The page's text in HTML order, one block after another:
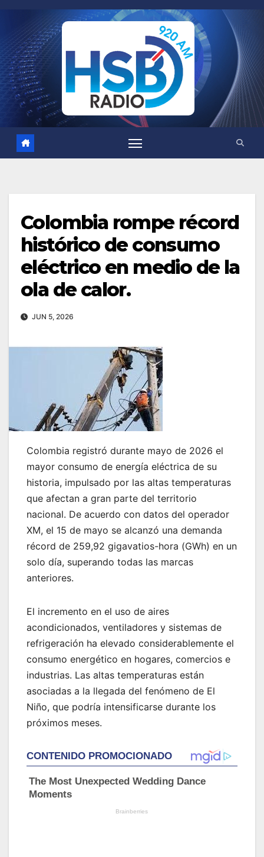
Colombia rompe récord
histórico de consumo
eléctrico en medio de la
ola de calor.
JUN 5, 2026
Colombia registró durante mayo de 2026 el
mayor consumo de energía eléctrica de su
historia, impulsado por las altas temperaturas
que afectan a gran parte del territorio
nacional. De acuerdo con datos del operador
XM, el 15 de mayo se alcanzó una demanda
récord de 259,92 gigavatios-hora (GWh) en un
solo día, superando todas las marcas
anteriores.
El incremento en el uso de aires
acondicionados, ventiladores y sistemas de
refrigeración ha elevado considerablemente el
consumo energético en hogares, comercios e
industrias. Las altas temperaturas están
asociadas a la llegada del fenómeno de El
Niño, que podría intensificarse durante los
próximos meses.